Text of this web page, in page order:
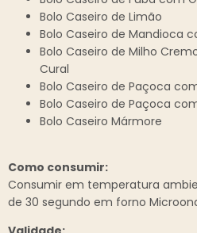
Bolo Caseiro de Limão
Bolo Caseiro de Mandioca
Bolo Caseiro de Milho
Cural
Bolo Caseiro de Paçoca
Bolo Caseiro de Paçoca
Bolo Caseiro Mármore
Como consumir:
Consumir em temperatura
de 30 segundo em forno